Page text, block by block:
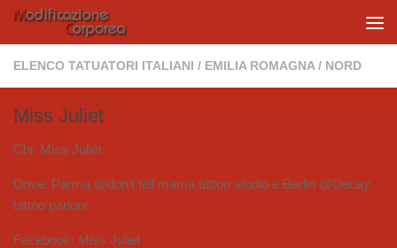
Salta al contenuto
ELENCO TATUATORI ITALIANI / EMILIA ROMAGNA / NORD
Miss Juliet
Chi: Miss Juliet
Dove: Parma @don’t tell mama tattoo studio e Berlin @Decay
tattoo parlour
Facebook: Miss Juliet